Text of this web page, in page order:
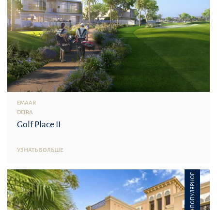
EMAAR
DEIRA
Golf Place II
УЗНАТЬ БОЛЬШЕ
ПОПУЛЯРНОЕ